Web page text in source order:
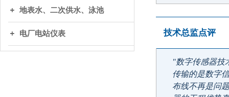
地表水、二次供水、泳池
电厂电站仪表 技术总监点评
"数字传感器技
传输的是数字
布线不再是问